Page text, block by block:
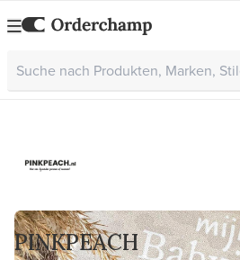
PINKPEACH